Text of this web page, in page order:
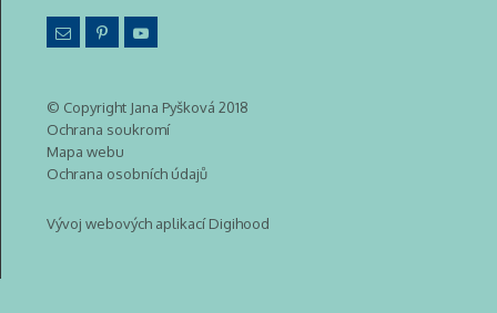
© Copyright Jana Pyšková 2018
Ochrana soukromí
Mapa webu
Ochrana osobních údajů
Vývoj webových aplikací Digihood